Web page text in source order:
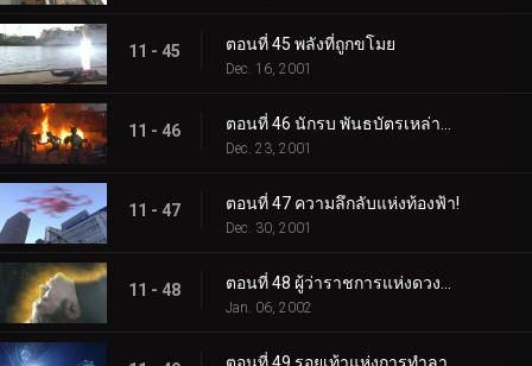
11 - 45 ตอนที่ 45 พลังที่ถูกขโมย
Dec. 16, 2001
11 - 46
Dec. 23, 2001
11 - 47 ตอนที่ 47 ความลึกลับแห่งท้องฟ้า!
Dec. 30, 2001
11 - 48
Jan. 06, 2002